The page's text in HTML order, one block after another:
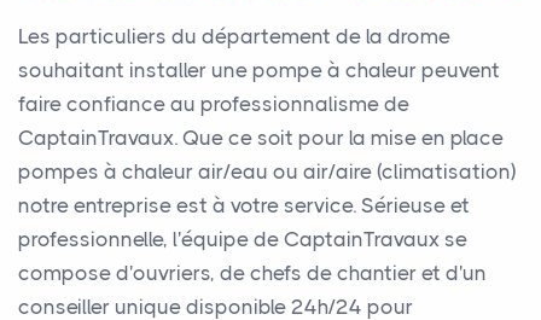
Les particuliers du département de la drome
souhaitant installer une pompe à chaleur peuvent
faire confiance au professionnalisme de
CaptainTravaux. Que ce soit pour la mise en place
pompes à chaleur air/eau ou air/aire (climatisation)
notre entreprise est à votre service. Sérieuse et
professionnelle, l'équipe de CaptainTravaux se
compose d'ouvriers, de chefs de chantier et d'un
conseiller unique disponible 24h/24 pour